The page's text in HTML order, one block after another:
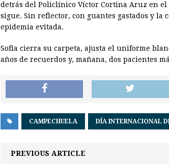
detrás del Policlínico Víctor Cortina Aruz en
sigue. Sin reflector, con guantes gastados y la
epidemia evitada.
Sofía cierra su carpeta, ajusta el uniforme
años de recuerdos y, mañana, dos pacientes
CAMPECHUELA DÍA INTERNACIONAL
PREVIOUS ARTICLE